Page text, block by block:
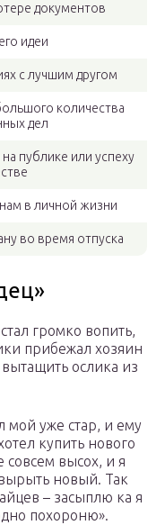
документов
идеи
с лучшим другом
количества
дел
публике или успеху
в личной жизни
во время отпуска
громко вопить,
прибежал хозяин
ослика из
мой уже стар, и ему
купить нового
совсем высох, и я
новый. Так
– засыплю ка я
похороню».